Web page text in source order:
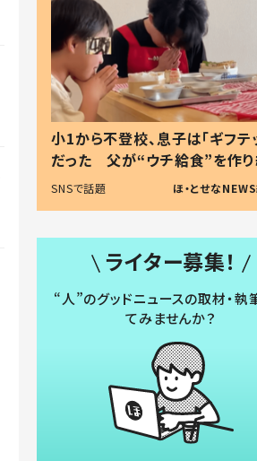
小1から不登校、息子は「ギフテ
だった 父が“ウチ給食”を作
る理由とは #令和の親 #令和
SNSで話題 ほ・とせな
ライター募集！
“人”のグッドニュースの取材・執
てみませんか？